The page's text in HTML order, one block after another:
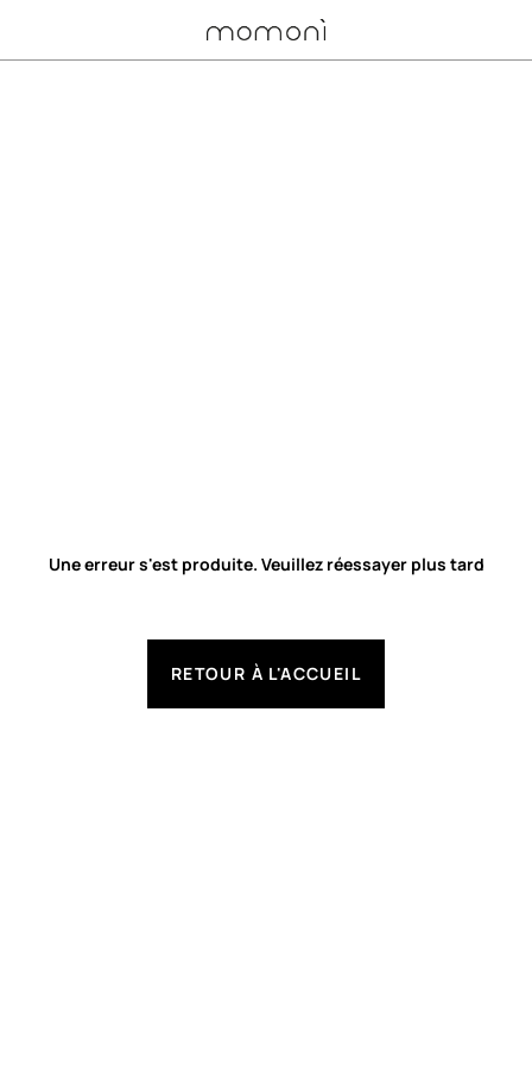
Une erreur s'est produite. Veuillez réessayer plus tard
RETOUR À L'ACCUEIL